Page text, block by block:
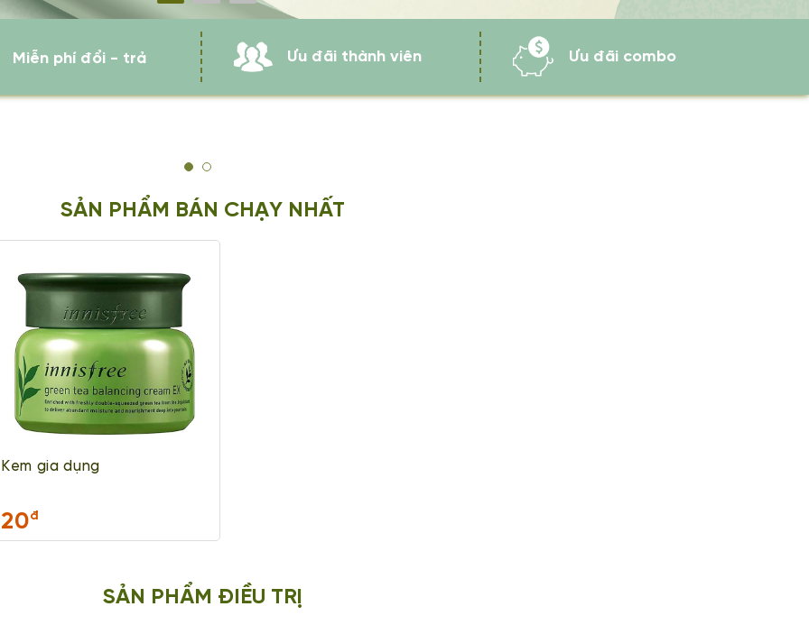
Miễn phí đổi - trả Ưu đãi thành viên Ưu đãi combo
SẢN PHẨM BÁN CHẠY NHẤT
Kem gia dụng
20đ
SẢN PHẨM ĐIỀU TRỊ